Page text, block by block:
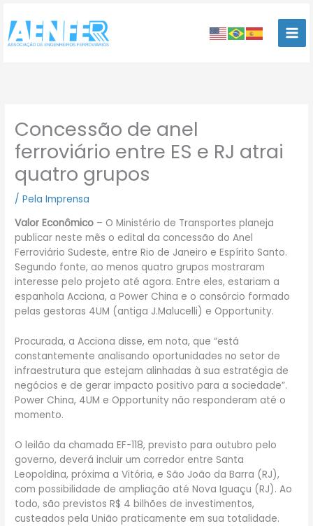
para
conteúdo
Concessão de anel
ferroviário entre ES e RJ atrai
quatro grupos
/Pela Imprensa
Valor Econômico – O Ministério de Transportes planeja
publicar neste mês o edital da concessão do Anel
Ferroviário Sudeste, entre Rio de Janeiro e Espírito Santo.
Segundo fonte, ao menos quatro grupos mostraram
interesse pelo projeto até agora. Entre eles, estariam a
espanhola Acciona, a Power China e o consórcio formado
pelas gestoras 4UM (antiga J.Malucelli) e Opportunity.
Procurada, a Acciona disse, em nota, que “está
constantemente analisando oportunidades no setor de
infraestrutura que estejam alinhadas à sua estratégia de
negócios e de gerar impacto positivo para a sociedade”.
Power China, 4UM e Opportunity não responderam até o
momento.
O leilão da chamada EF-118, previsto para outubro pelo
governo, deverá incluir um corredor entre Santa
Leopoldina, próxima a Vitória, e São João da Barra (RJ),
com possibilidade de ampliação até Nova Iguaçu (RJ). Ao
todo, são previstos R$ 4 bilhões de investimentos,
custeados pela União praticamente em sua totalidade.